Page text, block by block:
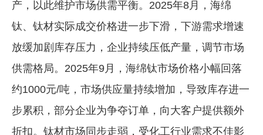
产，以此维护市场供需平衡。2025年8月，海绵
钛、钛材实际成交价格进一步下滑，下游需求增速
放缓加剧库存压力，企业持续压低产量，调节市场
供需格局。2025年9月，海绵钛市场价格小幅回落
约1000元/吨，市场供应量持续增加，导致库存进一
步累积，部分企业为争夺订单，向大客户提供额外
折扣。钛材市场同步走弱，受化工行业需求不佳影